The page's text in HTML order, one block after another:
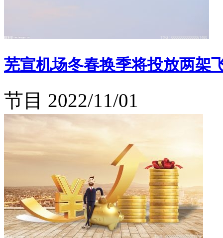
芜宣机场冬春换季将投放两架
节目 2022/11/01